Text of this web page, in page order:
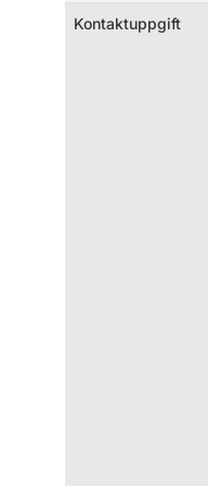
Kontaktuppgift